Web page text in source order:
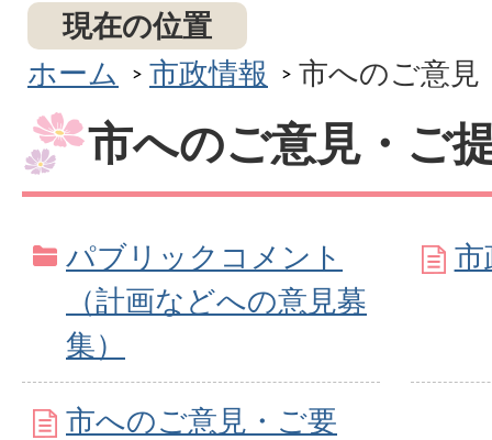
現在の位置
ホーム
市政情報 市へのご意見
市へのご意見・ご
パブリックコメント
（計画などへの意見募
集）
市
市へのご意見・ご要